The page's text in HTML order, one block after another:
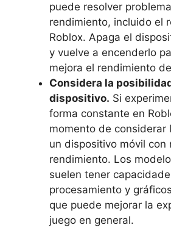
puede ​resolver
rendimiento, incluido el
Roblox. Apaga ​el
y vuelve a ⁣encenderlo
mejora el rendimiento
Considera la
dispositivo. Si
‍forma constante‍ en
⁤momento de considerar
un dispositivo ​móvil con
rendimiento. Los
suelen tener⁢
⁣procesamiento ​y
que ‍puede mejorar la
juego ‍en general.